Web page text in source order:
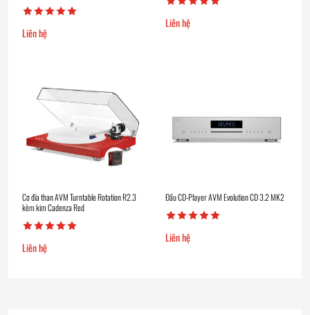
Liên hệ
Liên hệ
Cơ đĩa than AVM Turntable Rotation R2.3
kèm kim Cadenza Red
Liên hệ
Đầu CD-Player AVM Evolution CD 3.2 MK2
Liên hệ